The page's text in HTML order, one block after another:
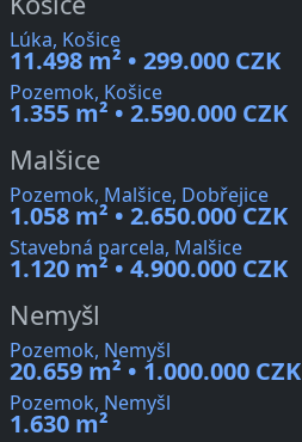
Lúka, Košice
11.498 m² • 299.000 CZK
Pozemok, Košice
1.355 m² • 2.590.000 CZK
Malšice
Pozemok, Malšice, Dobřejice
1.058 m² • 2.650.000 CZK
Stavebná parcela, Malšice
1.120 m² • 4.900.000 CZK
Nemyšl
Pozemok, Nemyšl
20.659 m² • 1.000.000 CZK
Pozemok, Nemyšl
1.630 m²